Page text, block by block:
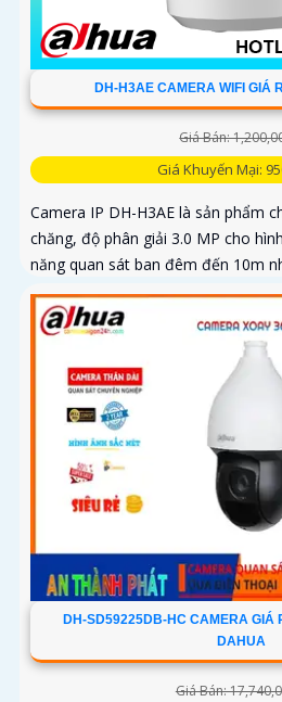
DH-H3AE CAMERA WIFI GIÁ
Giá Bán:
Giá Khuyến Mại:
Camera IP DH-H3AE là sản phẩm
chăng, độ phân giải 3.0 MP cho
năng quan sát ban đêm đến 10m
ngoại
DH-SD59225DB-HC CAMERA GIÁ
DAHUA
Giá Bán: